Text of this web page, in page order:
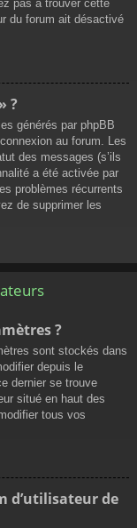
pas à trouver cette
du forum ait désactivé
?
générés par phpBB
au forum. Les
des messages (s’ils
a été activée par
problèmes récurrents
de supprimer les
?
sont stockés dans
depuis le
dernier se trouve
situé en haut des
tous vos
d’utilisateur de